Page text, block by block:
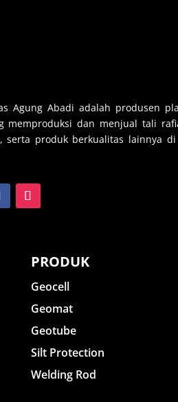
Agung Abadi adalah produsen
memproduksi dan menjual tali
serta produk berkualitas lainnya
PRODUK
Geocell
Geomat
Geotube
Silt Protection
Welding Rod